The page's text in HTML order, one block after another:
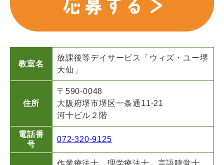
教室名
放課後等デイサービス「ウィズ・ユー堺
大仙」
住所
〒590-0048
大阪府堺市堺区一条通11-21
河十ビル２階
電話番
号
072-320-9125